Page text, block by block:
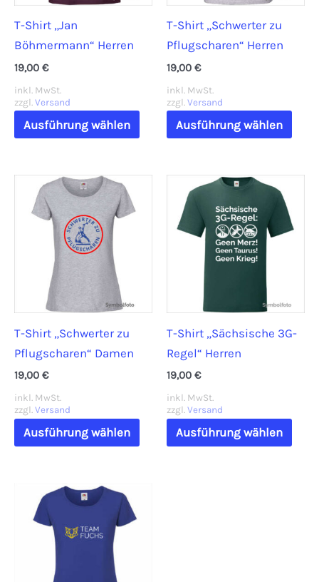
T-Shirt „Jan
Böhmermann“ Herren
19,00 €
inkl. MwSt.
zzgl. Versand
Ausführung wählen
Dieses
Produkt
mehrere
Varianten
der
Produktseite
gewählt
werden
T-Shirt „Schwerter zu
Pflugscharen“ Herren
19,00 €
inkl. MwSt.
zzgl. Versand
Ausführung wählen
Die
der
T-Shirt „Schwerter zu
Pflugscharen“ Damen
19,00 €
inkl. MwSt.
zzgl. Versand
Ausführung wählen
Dieses
Produkt
T-Shirt „Sächsische 3G-
Regel“ Herren
19,00 €
inkl. MwSt.
zzgl. Versand
Ausführung wählen